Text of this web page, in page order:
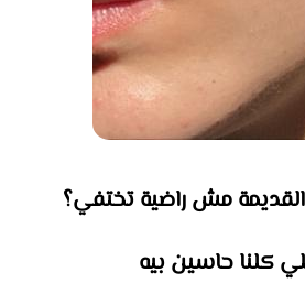
القديمة مش راضية تختفي؟
كلنا حاسين بيه